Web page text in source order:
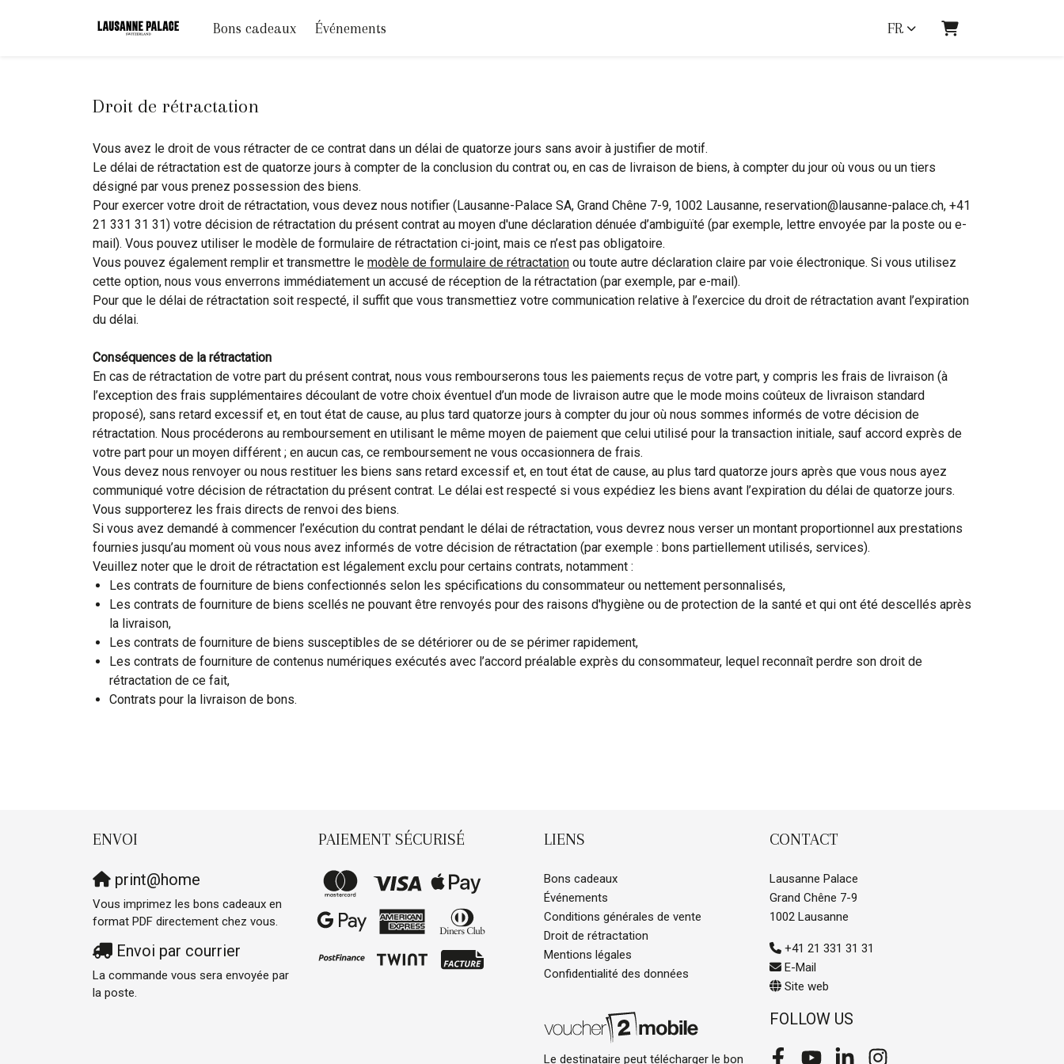
Bons cadeaux Événements FR
Panier
Droit de rétractation
Vous avez le droit de vous rétracter de ce contrat dans un délai de quatorze jours sans avoir à justifier de motif.
Le délai de rétractation est de quatorze jours à compter de la conclusion du contrat ou, en cas de livraison de biens, à compter du jour où vous ou un tiers
désigné par vous prenez possession des biens.
Pour exercer votre droit de rétractation, vous devez nous notifier (Lausanne-Palace SA, Grand Chêne 7-9, 1002 Lausanne, reservation@lausanne-palace.ch, +41
21 331 31 31) votre décision de rétractation du présent contrat au moyen d'une déclaration dénuée d’ambiguïté (par exemple, lettre envoyée par la poste ou e-
mail). Vous pouvez utiliser le modèle de formulaire de rétractation ci-joint, mais ce n’est pas obligatoire.
Vous pouvez également remplir et transmettre le modèle de formulaire de rétractation ou toute autre déclaration claire par voie électronique. Si vous utilisez
cette option, nous vous enverrons immédiatement un accusé de réception de la rétractation (par exemple, par e-mail).
Pour que le délai de rétractation soit respecté, il suffit que vous transmettiez votre communication relative à l’exercice du droit de rétractation avant l’expiration
du délai.
Conséquences de la rétractation
En cas de rétractation de votre part du présent contrat, nous vous rembourserons tous les paiements reçus de votre part, y compris les frais de livraison (à
l’exception des frais supplémentaires découlant de votre choix éventuel d’un mode de livraison autre que le mode moins coûteux de livraison standard
proposé), sans retard excessif et, en tout état de cause, au plus tard quatorze jours à compter du jour où nous sommes informés de votre décision de
rétractation. Nous procéderons au remboursement en utilisant le même moyen de paiement que celui utilisé pour la transaction initiale, sauf accord exprès de
votre part pour un moyen différent ; en aucun cas, ce remboursement ne vous occasionnera de frais.
Vous devez nous renvoyer ou nous restituer les biens sans retard excessif et, en tout état de cause, au plus tard quatorze jours après que vous nous ayez
communiqué votre décision de rétractation du présent contrat. Le délai est respecté si vous expédiez les biens avant l’expiration du délai de quatorze jours.
Vous supporterez les frais directs de renvoi des biens.
Si vous avez demandé à commencer l’exécution du contrat pendant le délai de rétractation, vous devrez nous verser un montant proportionnel aux prestations
fournies jusqu’au moment où vous nous avez informés de votre décision de rétractation (par exemple : bons partiellement utilisés, services).
Veuillez noter que le droit de rétractation est légalement exclu pour certains contrats, notamment :
Les contrats de fourniture de biens confectionnés selon les spécifications du consommateur ou nettement personnalisés,
Les contrats de fourniture de biens scellés ne pouvant être renvoyés pour des raisons d'hygiène ou de protection de la santé et qui ont été descellés après
la livraison,
Les contrats de fourniture de biens susceptibles de se détériorer ou de se périmer rapidement,
Les contrats de fourniture de contenus numériques exécutés avec l’accord préalable exprès du consommateur, lequel reconnaît perdre son droit de
rétractation de ce fait,
Contrats pour la livraison de bons.
ENVOI
print@home
Vous imprimez les bons cadeaux en
format PDF directement chez vous.
Envoi par courrier
La commande vous sera envoyée par
la poste.
PAIEMENT SÉCURISÉ LIENS
Bons cadeaux
Événements
Conditions générales de vente
Droit de rétractation
Mentions légales
Confidentialité des données
Le destinataire peut télécharger le bon
CONTACT
Lausanne Palace
Grand Chêne 7-9
1002 Lausanne
+41 21 331 31 31
E-Mail
Site web
FOLLOW US